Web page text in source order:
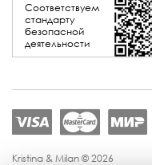
Соответствуем
стандарту
безопасной
деятельности
Kristina & Milan © 2026